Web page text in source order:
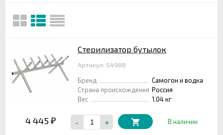
Стерилизатор бутылок
Артикул: S4988
Бренд
Самогон и водка
Страна происхождения Россия
Вес
1.04 кг
4 445 ₽ - + В наличии